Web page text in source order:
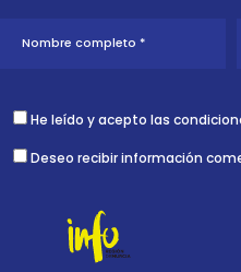
He leído y acepto las
Deseo recibir información